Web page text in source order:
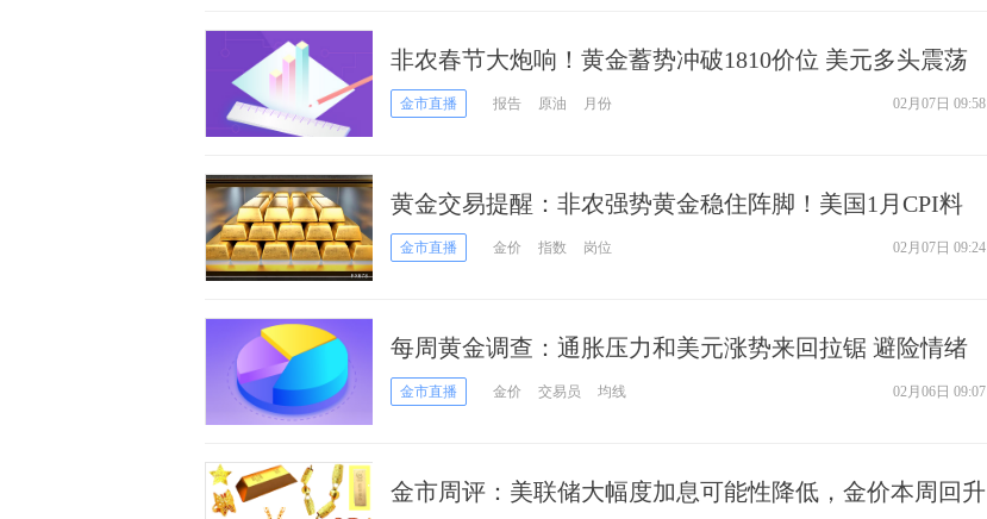
非农春节大炮响！黄金蓄势冲破1810价位 美元多头震荡
伺机 油价表现强势望破百
金市直播 报告 原油 月份 02月07日 09:58
黄金交易提醒：非农强势黄金稳住阵脚！美国1月CPI料
继续飙升
金市直播 金价 指数 岗位 02月07日 09:24
每周黄金调查：通胀压力和美元涨势来回拉锯 避险情绪
能否从中搅局分析师偏向看多
金市直播 金价 交易员 均线 02月06日 09:07
金市周评：美联储大幅度加息可能性降低，金价本周回升